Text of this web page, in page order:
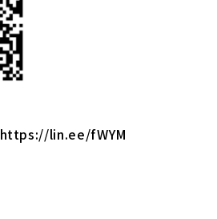
https://lin.ee/fWYM